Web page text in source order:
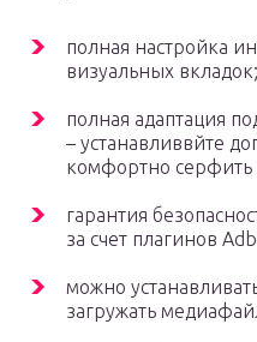
полная настройка
визуальных вкладок;
полная адаптация
– устанавливвйте
комфортно серфить
гарантия
за счет плагинов
можно
загружать